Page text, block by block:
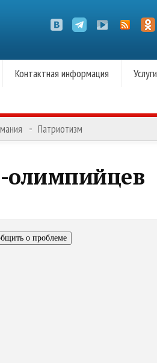
Контактная информация
Услуги
Патриотизм
олимпийцев
о проблеме